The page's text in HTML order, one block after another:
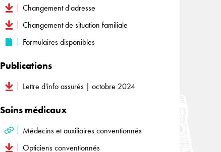
Changement d'adresse
Changement de situation familiale
Formulaires disponibles
Publications
Lettre d'info assurés | octobre 2024
Soins médicaux
Médecins et auxiliaires conventionnés
Opticiens conventionnés